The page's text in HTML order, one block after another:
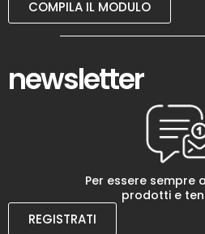
COMPILA IL MODULO
newsletter
Per essere sempre
prodotti e
REGISTRATI